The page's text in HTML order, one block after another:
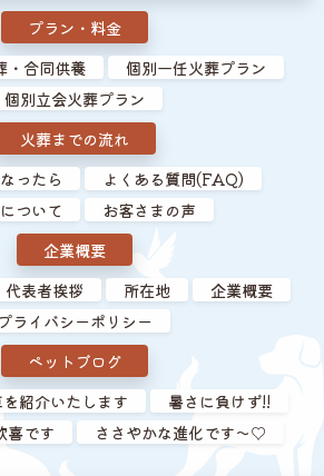
プラン・料金
・合同供養
個別一任火葬プラン
個別立会火葬プラン
火葬までの流れ
ったら
よくある質問(FAQ)
ついて
お客さまの声
企業概要
代表者挨拶 所在地
企業概要
プライバシーポリシー
ペットブログ
紹介いたします
暑さに負けず!!
喜です
ささやかな進化です～♡